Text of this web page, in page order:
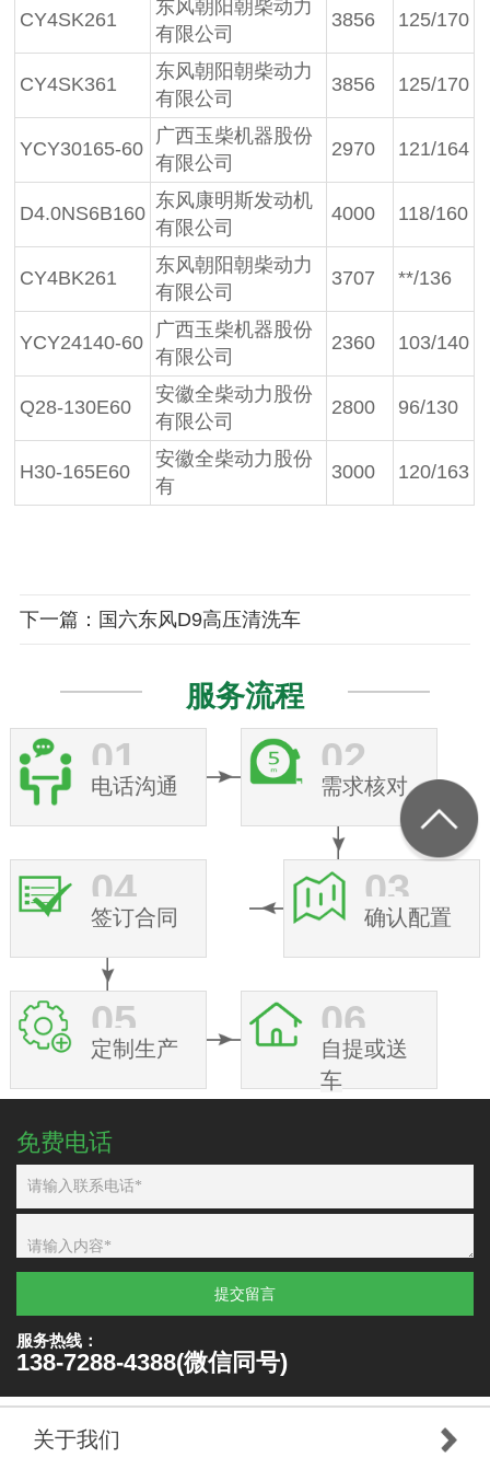
CY4SK261
东风朝阳朝柴动力
有限公司
3856 125/170
CY4SK361
东风朝阳朝柴动力
有限公司
3856 125/170
YCY30165-60
广西玉柴机器股份
有限公司
2970 121/164
D4.0NS6B160
东风康明斯发动机
有限公司
4000 118/160
CY4BK261
东风朝阳朝柴动力
有限公司
3707 **/136
YCY24140-60
广西玉柴机器股份
有限公司
2360 103/140
Q28-130E60
安徽全柴动力股份
有限公司
2800 96/130
H30-165E60
安徽全柴动力股份
有
3000 120/163
下一篇：国六东风D9高压清洗车
服务流程
01
电话沟通
02
需求核对
03
确认配置
04
签订合同
05
定制生产
06
自提或送
车
免费电话
提交留言
服务热线：
138-7288-4388(微信同号)
关于我们